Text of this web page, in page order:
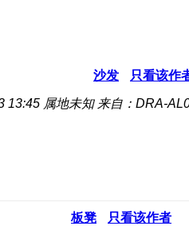
沙发 只看该作
13:45 属地未知 来自：DRA-
板凳 只看该作者